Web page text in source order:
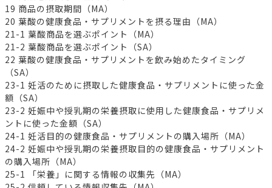
19 商品の摂取期間（MA）
20 葉酸の健康食品・サプリメントを摂る理由（MA）
21-1 葉酸商品を選ぶポイント（MA）
21-2 葉酸商品を選ぶポイント（SA）
22 葉酸の健康食品・サプリメントを飲み始めたタイミング
（SA）
23-1 妊活のために摂取した健康食品・サプリメントに使った金
額（SA）
23-2 妊娠中や授乳期の栄養摂取に使用した健康食品・サプリメ
ントに使った金額（SA）
24-1 妊活目的の健康食品・サプリメントの購入場所（MA）
24-2 妊娠中や授乳期の栄養摂取目的の健康食品・サプリメント
の購入場所（MA）
25-1 「栄養」に関する情報の収集先（MA）